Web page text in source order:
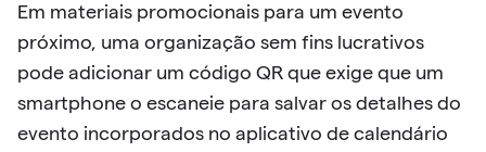
Em materiais promocionais para um evento
próximo, uma organização sem fins lucrativos
pode adicionar um código QR que exige que um
smartphone o escaneie para salvar os detalhes do
evento incorporados no aplicativo de calendário